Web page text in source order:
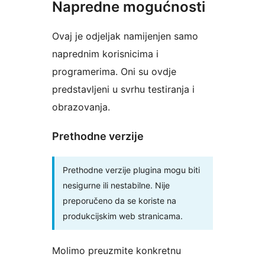
Napredne mogućnosti
Ovaj je odjeljak namijenjen samo
naprednim korisnicima i
programerima. Oni su ovdje
predstavljeni u svrhu testiranja i
obrazovanja.
Prethodne verzije
Prethodne verzije plugina mogu biti
nesigurne ili nestabilne. Nije
preporučeno da se koriste na
produkcijskim web stranicama.
Molimo preuzmite konkretnu